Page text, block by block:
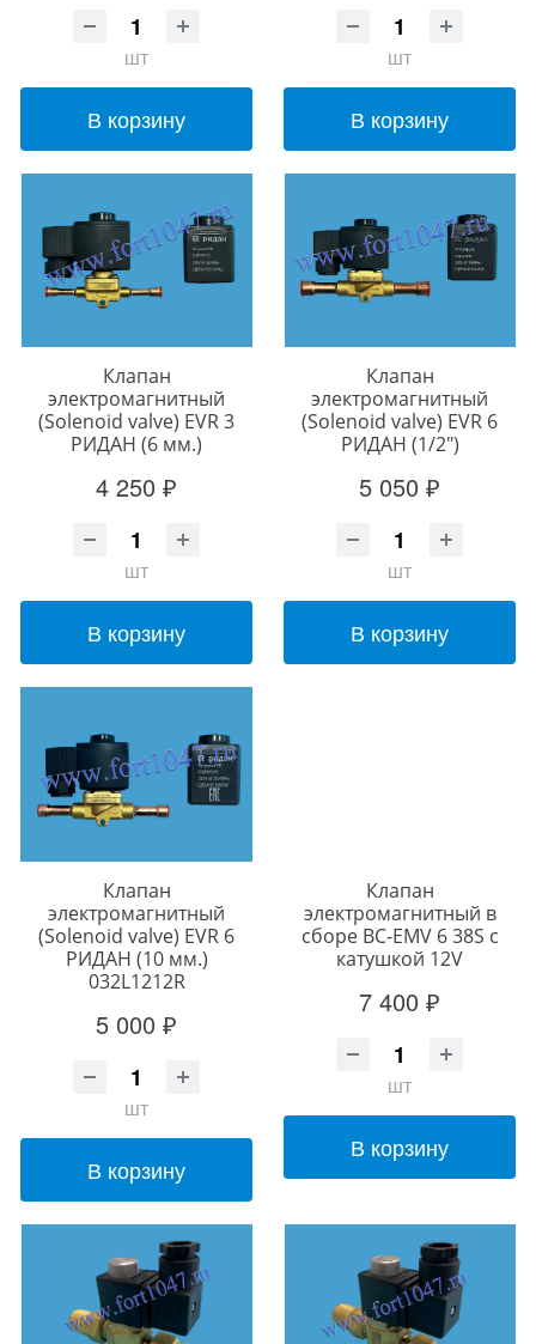
шт
В корзину
шт
В корзину
Клапан
электромагнитный
(Solenoid valve) EVR 3
РИДАН (6 мм.)
4 250 ₽
шт
В корзину
Клапан
электромагнитный
(Solenoid valve) EVR 6
РИДАН (1/2")
5 050 ₽
шт
В корзину
Клапан
электромагнитный
(Solenoid valve) EVR 6
РИДАН (10 мм.)
032L1212R
5 000 ₽
шт
В корзину
Клапан
электромагнитный в
сборе BC-EMV 6 38S с
катушкой 12V
7 400 ₽
шт
В корзину